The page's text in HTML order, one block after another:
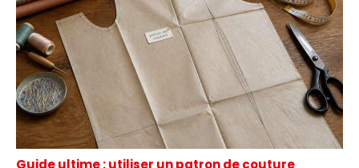
Guide ultime : utiliser un patron de couture